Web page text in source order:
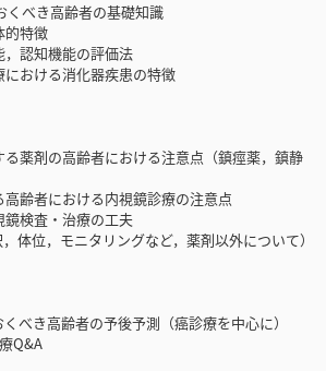
べき高齢者の基礎知識
的特徴
認知機能の評価法
おける消化器疾患の特徴
薬剤の高齢者における注意点（鎮痙薬，鎮静
齢者における内視鏡診療の注意点
検査・治療の工夫
位，モニタリングなど，薬剤以外について）
べき高齢者の予後予測（癌診療を中心に）
Q&A